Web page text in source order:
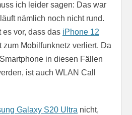
ich leider sagen: Das war
nämlich noch nicht rund.
es vor, dass das iPhone 12
zum Mobilfunknetz verliert. Da
in diesen Fällen
ist auch WLAN Call
Galaxy S20 Ultra nicht,